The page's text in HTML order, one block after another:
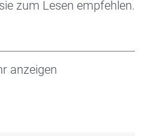
zum Lesen empfehlen.
anzeigen